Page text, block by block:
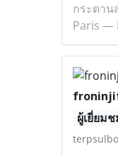
กระดา
Paris —
ผู้เยี่ยม